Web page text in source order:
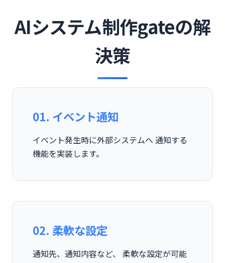
AIシステム制作gateの解
決策
01. イベント通知
イベント発生時に外部システムへ 通知する
機能を実装します。
02. 柔軟な設定
通知先、通知内容など、 柔軟な設定が可能